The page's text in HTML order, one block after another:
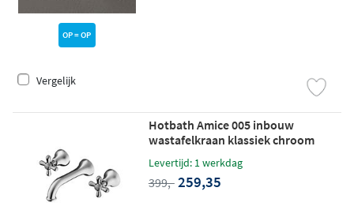
OP = OP
Vergelijk
Hotbath Amice 005 inbouw
wastafelkraan klassiek chroom
Levertijd: 1 werkdag
399,- 259,35